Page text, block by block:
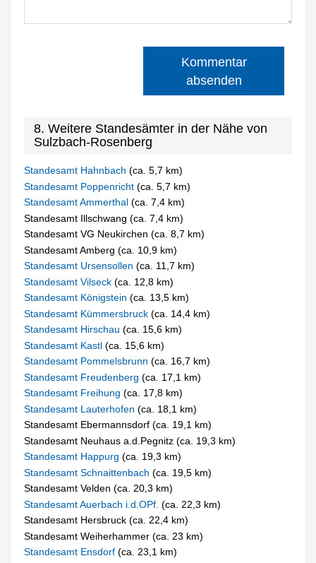
Kommentar
absenden
8. Weitere Standesämter in der Nähe von
Sulzbach-Rosenberg
Standesamt Hahnbach(ca. 5,7 km)
Standesamt Poppenricht(ca. 5,7 km)
Standesamt Ammerthal(ca. 7,4 km)
Standesamt Illschwang (ca. 7,4 km)
Standesamt VG Neukirchen (ca. 8,7 km)
Standesamt Amberg (ca. 10,9 km)
Standesamt Ursensollen(ca. 11,7 km)
Standesamt Vilseck(ca. 12,8 km)
Standesamt Königstein(ca. 13,5 km)
Standesamt Kümmersbruck(ca. 14,4 km)
Standesamt Hirschau(ca. 15,6 km)
Standesamt Kastl(ca. 15,6 km)
Standesamt Pommelsbrunn(ca. 16,7 km)
Standesamt Freudenberg(ca. 17,1 km)
Standesamt Freihung(ca. 17,8 km)
Standesamt Lauterhofen(ca. 18,1 km)
Standesamt Ebermannsdorf (ca. 19,1 km)
Standesamt Neuhaus a.d.Pegnitz (ca. 19,3 km)
Standesamt Happurg(ca. 19,3 km)
Standesamt Schnaittenbach(ca. 19,5 km)
Standesamt Velden (ca. 20,3 km)
Standesamt Auerbach i.d.OPf.(ca. 22,3 km)
Standesamt Hersbruck (ca. 22,4 km)
Standesamt Weiherhammer (ca. 23 km)
Standesamt Ensdorf(ca. 23,1 km)